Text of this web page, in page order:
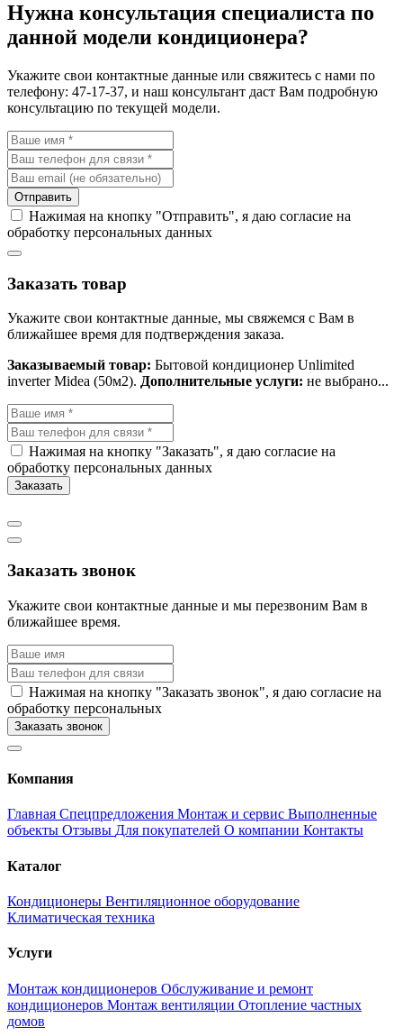
Нужна консультация специалиста по
данной модели кондиционера?
Укажите свои контактные данные или свяжитесь с нами по
телефону: 47-17-37, и наш консультант даст Вам подробную
консультацию по текущей модели.
Отправить
Нажимая на кнопку "Отправить", я даю согласие на
обработку персональных данных
Заказать товар
Укажите свои контактные данные, мы свяжемся с Вам в
ближайшее время для подтверждения заказа.
Заказываемый товар: Бытовой кондиционер Unlimited
inverter Midea (50м2). Дополнительные услуги: не выбрано...
Нажимая на кнопку "Заказать", я даю согласие на
обработку персональных данных
Заказать
Заказать звонок
Укажите свои контактные данные и мы перезвоним Вам в
ближайшее время.
Нажимая на кнопку "Заказать звонок", я даю согласие на
обработку персональных
Заказать звонок
Компания
Главная Спецпредложения Монтаж и сервис Выполненные
объекты Отзывы Для покупателей О компании Контакты
Каталог
Кондиционеры Вентиляционное оборудование
Климатическая техника
Услуги
Монтаж кондиционеров Обслуживание и ремонт
кондиционеров Монтаж вентиляции Отопление частных
домов